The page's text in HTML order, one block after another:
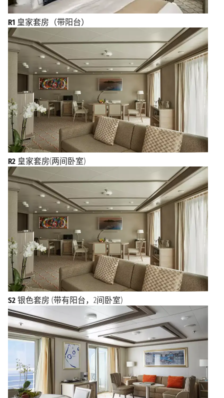
R1 皇家套房（带阳台）
R2 皇家套房(两间卧室)
S2 银色套房 (带有阳台，2间卧室)